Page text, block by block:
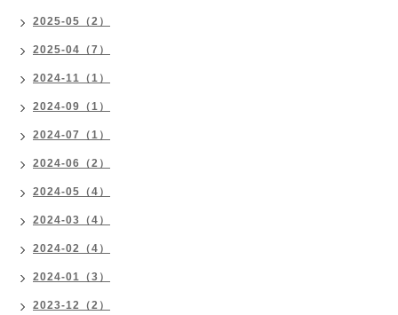
2025-05（2）
2025-04（7）
2024-11（1）
2024-09（1）
2024-07（1）
2024-06（2）
2024-05（4）
2024-03（4）
2024-02（4）
2024-01（3）
2023-12（2）